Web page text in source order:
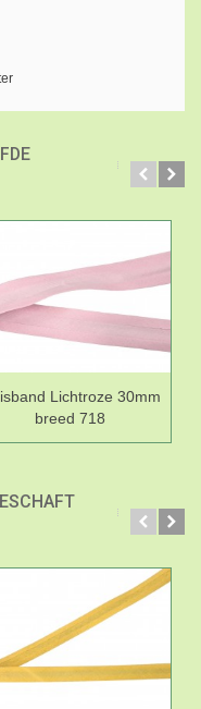
Lichtroze 30mm
breed 718